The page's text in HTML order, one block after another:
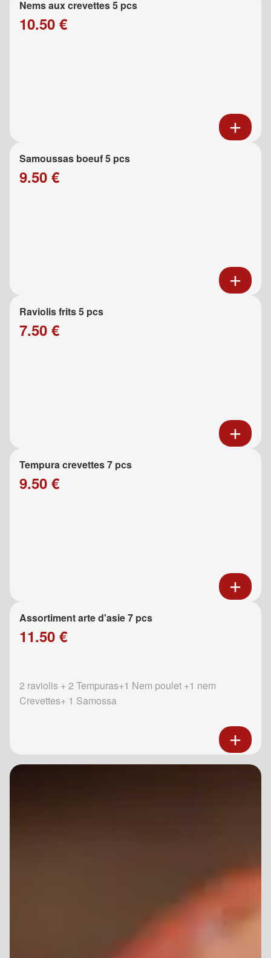
Nems aux crevettes 5 pcs
10.50 €
Samoussas boeuf 5 pcs
9.50 €
Raviolis frits 5 pcs
7.50 €
Tempura crevettes 7 pcs
9.50 €
Assortiment arte d'asie 7 pcs
11.50 €
2 raviolis + 2 Tempuras+1 Nem poulet +1 nem
Crevettes+ 1 Samossa